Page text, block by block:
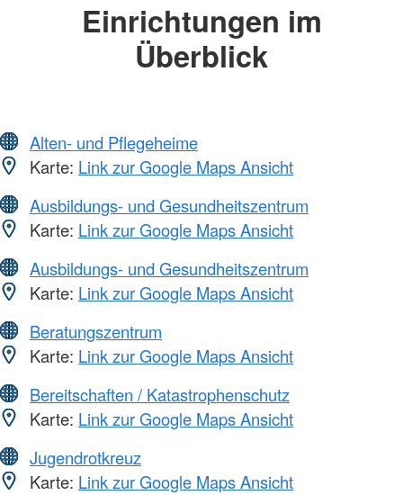
Einrichtungen im
Überblick
Alten- und Pflegeheime
Karte: Link zur Google Maps Ansicht
Ausbildungs- und Gesundheitszentrum
Karte: Link zur Google Maps Ansicht
Ausbildungs- und Gesundheitszentrum
Karte: Link zur Google Maps Ansicht
Beratungszentrum
Karte: Link zur Google Maps Ansicht
Bereitschaften / Katastrophenschutz
Karte: Link zur Google Maps Ansicht
Jugendrotkreuz
Karte: Link zur Google Maps Ansicht